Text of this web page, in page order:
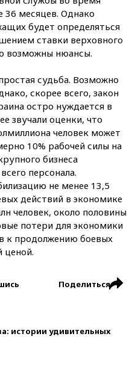
36 месяцев. Однако
будет определяться
ставки верховного
возможны нюансы.
судьба. Возможно
скорее всего, закон
остро нуждается в
звучали оценки, что
человек может
10% рабочей силы на
бизнеса
персонала.
не менее 13,5
действий в экономике
человек, около половины
потери для экономики
к продолжению боевых
ценой.
Поделиться
истории удивительных